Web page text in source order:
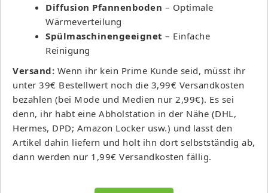
Diffusion Pfannenboden – Optimale
Wärmeverteilung
Spülmaschinengeeignet – Einfache
Reinigung
Versand: Wenn ihr kein Prime Kunde seid, müsst ihr
unter 39€ Bestellwert noch die 3,99€ Versandkosten
bezahlen (bei Mode und Medien nur 2,99€). Es sei
denn, ihr habt eine Abholstation in der Nähe (DHL,
Hermes, DPD; Amazon Locker usw.) und lasst den
Artikel dahin liefern und holt ihn dort selbstständig ab,
dann werden nur 1,99€ Versandkosten fällig.